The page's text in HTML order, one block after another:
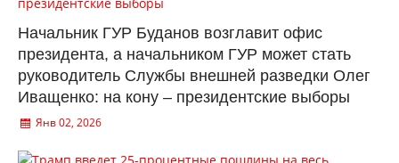
Начальник ГУР Буданов возглавит офис
президента, а начальником ГУР может стать
руководитель Службы внешней разведки Олег
Иващенко: на кону – президентские выборы
Янв 02, 2026